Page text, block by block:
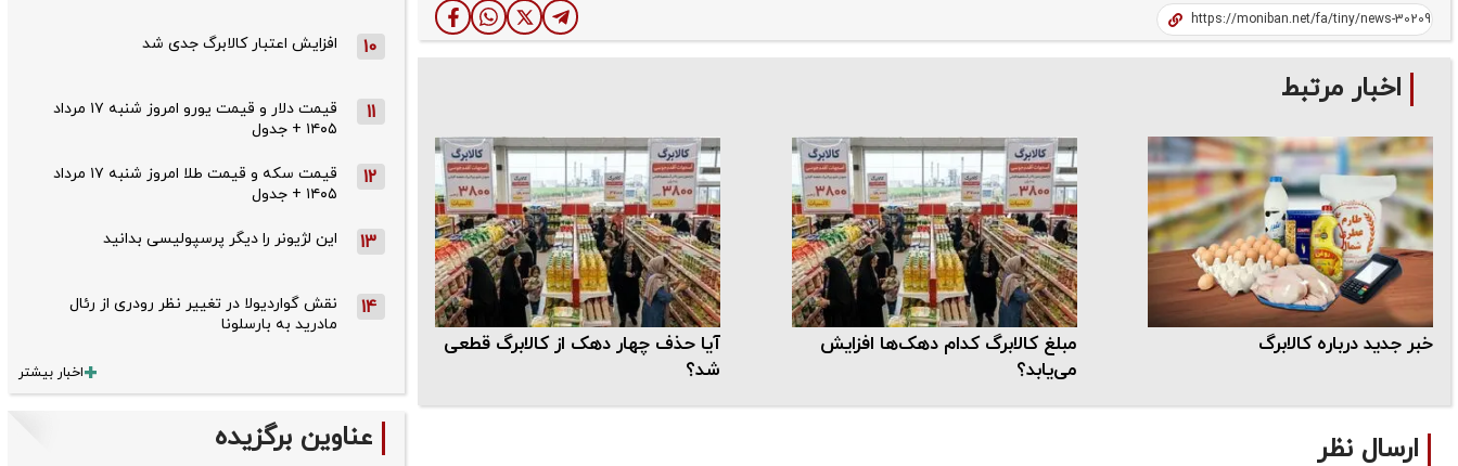
اخبار مرتبط
خبر جدید درباره کالابرگ
مبلغ کالابرگ کدام دهک‌ها افزایش
می‌یابد؟
آیا حذف چهار دهک از کالابرگ قطعی
شد؟
ارسال نظر
10 افزایش اعتبار کالابرگ جدی شد
11
قیمت دلار و قیمت یورو امروز شنبه ۱۷ مرداد
۱۴۰۵ + جدول
12
قیمت سکه و قیمت طلا امروز شنبه ۱۷ مرداد
۱۴۰۵ + جدول
13 این لژیونر را دیگر پرسپولیسی بدانید
14
نقش گواردیولا در تغییر نظر رودری از رئال
مادرید به بارسلونا
اخبار بیشتر
عناوین برگزیده